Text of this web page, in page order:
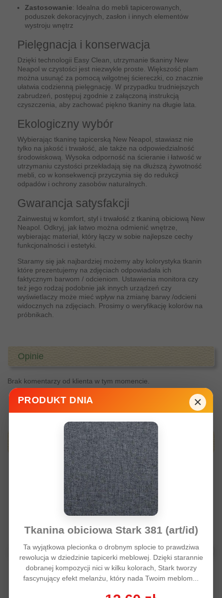
Zastosowanie: Idealna do mebli tapicerowanych,
poduszek dekoracyjnych, zasłon i innych elementów
wystroju wnętrz
Pielęgnacja i konserwacja
Dzięki technologii Easy Clean, utrzymanie tkaniny New
Neapol w czystości jest niezwykle proste. Większość plam
można usunąć za pomocą wilgotnej ściereczki, co znacznie
ułatwia codzienną pielęgnację. W przypadku trudniejszych
zabrudzeń, postępuj zgodnie z załączoną instrukcją
czyszczenia, aby zachować piękno tkaniny na długie lata.
Ekologiczny wybór
Wybierając tkaninę tapicerską New Neapol, stawiasz nie
tylko na jakość i trwałość, ale także na odpowiedzialność
środowiskową. Wysoka odporność na ścieranie i łatwość w
utrzymaniu czystości przekładają się na dłuższą żywotność
mebli, co w konsekwencji przyczynia się do redukcji
odpadów i ochrony zasobów naturalnych.
Gwarancja satysfakcji
Zainwestuj w komfort, styl i trwałość z tkaniną obiciową New
Neapol. Odkryj, jak łatwo można odmienić wnętrze,
wybierając materiał, który łączy w sobie najlepsze cechy
funkcjonalności i estetyki.
Staramy się jak najbardziej możemy aby kolorystyka tkanin
które prezentujemy na zdjęciach odpowiadała ich
faktycznym barwom / odcieniom. Ustawienia monitora czy
też jego rodzaj podobnie jak innych urządzeń czy
wyświetlaczy może mieć wpływ na zmianę barwy /odcieni
widocznych na zdjęciach. Prosimy o weryfikację kolorów na
próbnikach.
Opinie
Brak komentarzy od klienta w tym momencie.
Produkty z tej samej kategori
×
PRODUKT DNIA
Tkanina obiciowa Stark 381 (art/id)
Ta wyjątkowa plecionka o drobnym splocie to prawdziwa
rewolucja w dziedzinie tapicerki meblowej. Dzięki starannie
dobranej kompozycji nici w kilku kolorach, Stark tworzy
fascynujący efekt melanżu, który nada Twoim meblom...